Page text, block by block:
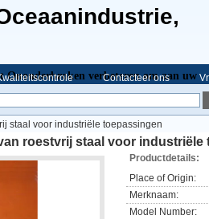
Ononderbroken verbeteren om aan uw
Contacteer ons
staal voor industriële toepassingen
roestvrij staal voor industriële
Productdetails:
Place of Origin:
Merknaam:
Model Number: